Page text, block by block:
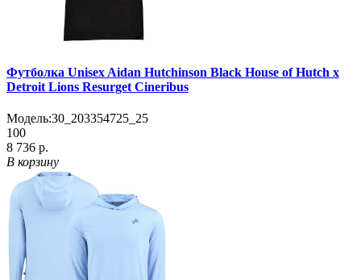
Футболка Unisex Aidan Hutchinson Black House of Hutch x
Detroit Lions Resurget Cineribus
Модель:30_203354725_25
100
8 736 р.
В корзину